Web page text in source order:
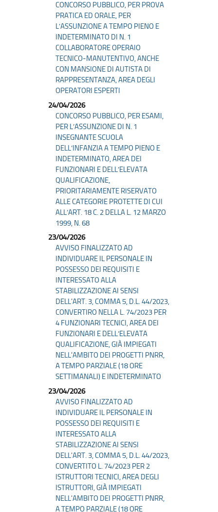
CONCORSO PUBBLICO, PER PROVA
PRATICA ED ORALE, PER
L’ASSUNZIONE A TEMPO PIENO E
INDETERMINATO DI N. 1
COLLABORATORE OPERAIO
TECNICO-MANUTENTIVO, ANCHE
CON MANSIONE DI AUTISTA DI
RAPPRESENTANZA, AREA DEGLI
OPERATORI ESPERTI
24/04/2026
CONCORSO PUBBLICO, PER ESAMI,
PER L’ASSUNZIONE DI N. 1
INSEGNANTE SCUOLA
DELL’INFANZIA A TEMPO PIENO E
INDETERMINATO, AREA DEI
FUNZIONARI E DELL’ELEVATA
QUALIFICAZIONE,
PRIORITARIAMENTE RISERVATO
ALLE CATEGORIE PROTETTE DI CUI
ALL’ART. 18 C. 2 DELLA L. 12 MARZO
1999, N. 68
23/04/2026
AVVISO FINALIZZATO AD
INDIVIDUARE IL PERSONALE IN
POSSESSO DEI REQUISITI E
INTERESSATO ALLA
STABILIZZAZIONE AI SENSI
DELL'ART. 3, COMMA 5, D.L. 44/2023,
CONVERTIRO NELLA L. 74/2023 PER
4 FUNZIONARI TECNICI, AREA DEI
FUNZIONARI E DELL’ELEVATA
QUALIFICAZIONE, GIÀ IMPIEGATI
NELL'AMBITO DEI PROGETTI PNRR,
A TEMPO PARZIALE (18 ORE
SETTIMANALI) E INDETERMINATO
23/04/2026
AVVISO FINALIZZATO AD
INDIVIDUARE IL PERSONALE IN
POSSESSO DEI REQUISITI E
INTERESSATO ALLA
STABILIZZAZIONE AI SENSI
DELL'ART. 3, COMMA 5, D.L. 44/2023,
CONVERTITO L. 74/2023 PER 2
ISTRUTTORI TECNICI, AREA DEGLI
ISTRUTTORI, GIÀ IMPIEGATI
NELL'AMBITO DEI PROGETTI PNRR,
A TEMPO PARZIALE (18 ORE